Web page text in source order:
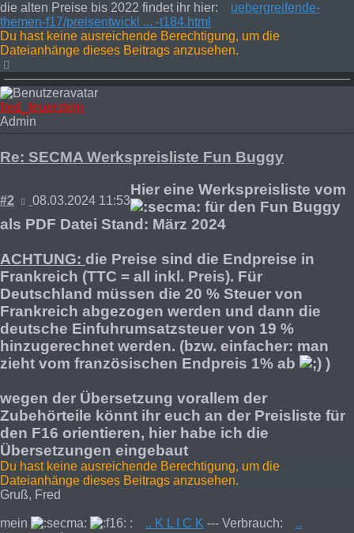
die alten Preise bis 2022 findet ihr hier:
uebergreifende-
themen-f17/preisentwickl ... -t184.html
Du hast keine ausreichende Berechtigung, um die
Dateianhänge dieses Beitrags anzusehen.
oben
fred_feuerstein
Admin
Re: SECMA Werkspreisliste Fun Buggy
#2 Beitrag
08.03.2024 11:53
Hier eine Werkspreisliste vom
für den Fun Buggy
als PDF Datei Stand: März 2024
ACHTUNG: die Preise sind die Endpreise in
Frankreich (TTC = all inkl. Preis). Für
Deutschland müssen die 20 % Steuer von
Frankreich abgezogen werden und dann die
deutsche Einfuhrumsatzsteuer von 19 %
hinzugerechnet werden. (bzw. einfacher: man
zieht vom französischen Endpreis 1% ab
)
wegen der Übersetzung vorallem der
Zubehörteile könnt ihr euch an der Preisliste für
den F16 orientieren, hier habe ich die
Übersetzungen eingebaut
Du hast keine ausreichende Berechtigung, um die
Dateianhänge dieses Beitrags anzusehen.
Gruß, Fred
mein : .. K L I C K --- Verbrauch: ..